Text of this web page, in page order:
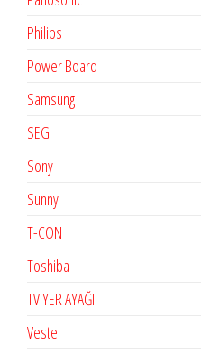
Philips
Power Board
Samsung
SEG
Sony
Sunny
T-CON
Toshiba
TV YER AYAĞI
Vestel